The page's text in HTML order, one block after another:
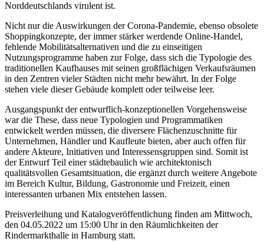
Norddeutschlands virulent ist.
Nicht nur die Auswirkungen der Corona-Pandemie, ebenso obsolete
Shoppingkonzepte, der immer stärker werdende Online-Handel,
fehlende Mobilitätsalternativen und die zu einseitigen
Nutzungsprogramme haben zur Folge, dass sich die Typologie des
traditionellen Kaufhauses mit seinen großflächigen Verkaufsräumen
in den Zentren vieler Städten nicht mehr bewährt. In der Folge
stehen viele dieser Gebäude komplett oder teilweise leer.
Ausgangspunkt der entwurflich-konzeptionellen Vorgehensweise
war die These, dass neue Typologien und Programmatiken
entwickelt werden müssen, die diversere Flächenzuschnitte für
Unternehmen, Händler und Kaufleute bieten, aber auch offen für
andere Akteure, Initiativen und Interessensgruppen sind. Somit ist
der Entwurf Teil einer städtebaulich wie architektonisch
qualitätsvollen Gesamtsituation, die ergänzt durch weitere Angebote
im Bereich Kultur, Bildung, Gastronomie und Freizeit, einen
interessanten urbanen Mix entstehen lassen.
Preisverleihung und Katalogveröffentlichung finden am Mittwoch,
den 04.05.2022 um 15:00 Uhr in den Räumlichkeiten der
Rindermarkthalle in Hamburg statt.